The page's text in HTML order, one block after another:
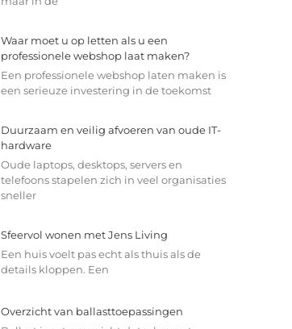
Waar moet u op letten als u een
professionele webshop laat maken?
Een professionele webshop laten maken is
een serieuze investering in de toekomst
Duurzaam en veilig afvoeren van oude IT-
hardware
Oude laptops, desktops, servers en
telefoons stapelen zich in veel organisaties
sneller
Sfeervol wonen met Jens Living
Een huis voelt pas echt als thuis als de
details kloppen. Een
Overzicht van ballasttoepassingen